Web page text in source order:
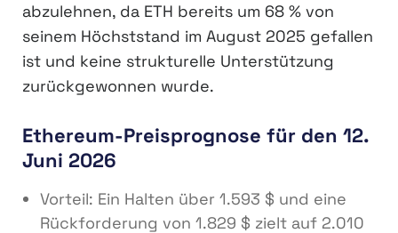
abzulehnen, da ETH bereits um 68 % von
seinem Höchststand im August 2025 gefallen
ist und keine strukturelle Unterstützung
zurückgewonnen wurde.
Ethereum-Preisprognose für den 12.
Juni 2026
Vorteil: Ein Halten über 1.593 $ und eine
Rückforderung von 1.829 $ zielt auf 2.010